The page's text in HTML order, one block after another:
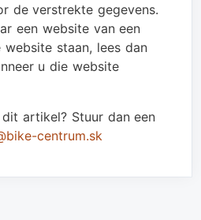
de verstrekte gegevens.
een website van een
staan, lees dan
u die website
artikel? Stuur dan een
centrum.sk